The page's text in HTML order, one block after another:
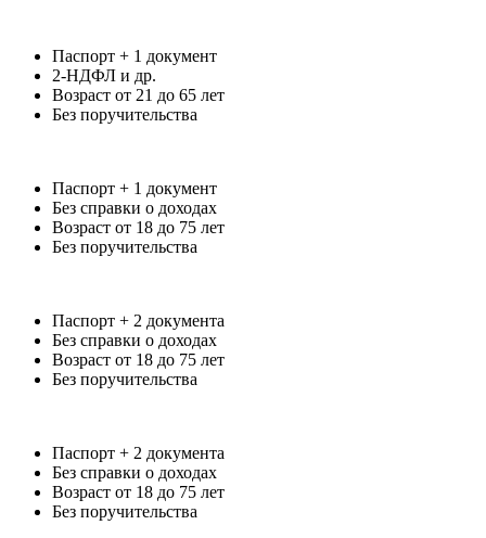
Паспорт + 1 документ
2-НДФЛ и др.
Возраст от 21 до 65 лет
Без поручительства
Паспорт + 1 документ
Без справки о доходах
Возраст от 18 до 75 лет
Без поручительства
Паспорт + 2 документа
Без справки о доходах
Возраст от 18 до 75 лет
Без поручительства
Паспорт + 2 документа
Без справки о доходах
Возраст от 18 до 75 лет
Без поручительства